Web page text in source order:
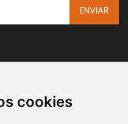
cookies
ENVIAR